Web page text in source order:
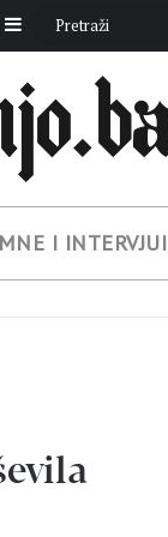
Sidebar
I INTERVJUI